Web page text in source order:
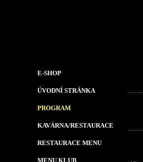
E-SHOP
ÚVODNÍ STRÁNKA
PROGRAM
KAVÁRNA/RESTAURACE
RESTAURACE MENU
MENU KLUB